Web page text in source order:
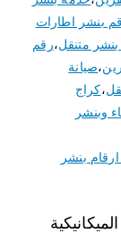
بنشر اطارات
متنقل،رقم
،صيانة
،كراج
وبنشر
بنشر